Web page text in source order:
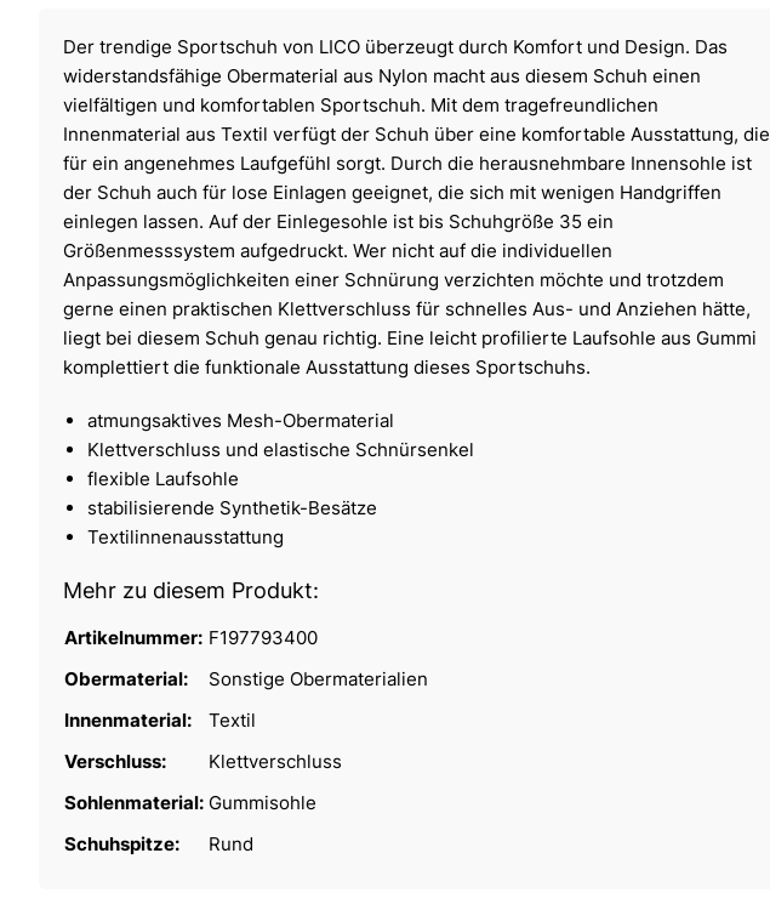
Der trendige Sportschuh von LICO überzeugt durch Komfort und Design. Das
widerstandsfähige Obermaterial aus Nylon macht aus diesem Schuh einen
vielfältigen und komfortablen Sportschuh. Mit dem tragefreundlichen
Innenmaterial aus Textil verfügt der Schuh über eine komfortable Ausstattung, die
für ein angenehmes Laufgefühl sorgt. Durch die herausnehmbare Innensohle ist
der Schuh auch für lose Einlagen geeignet, die sich mit wenigen Handgriffen
einlegen lassen. Auf der Einlegesohle ist bis Schuhgröße 35 ein
Größenmesssystem aufgedruckt. Wer nicht auf die individuellen
Anpassungsmöglichkeiten einer Schnürung verzichten möchte und trotzdem
gerne einen praktischen Klettverschluss für schnelles Aus- und Anziehen hätte,
liegt bei diesem Schuh genau richtig. Eine leicht profilierte Laufsohle aus Gummi
komplettiert die funktionale Ausstattung dieses Sportschuhs.
atmungsaktives Mesh-Obermaterial
Klettverschluss und elastische Schnürsenkel
flexible Laufsohle
stabilisierende Synthetik-Besätze
Textilinnenausstattung
Mehr zu diesem Produkt:
Artikelnummer: F197793400
Obermaterial:
Sonstige Obermaterialien
Innenmaterial:
Textil
Verschluss:
Klettverschluss
Sohlenmaterial: Gummisohle
Schuhspitze:
Rund